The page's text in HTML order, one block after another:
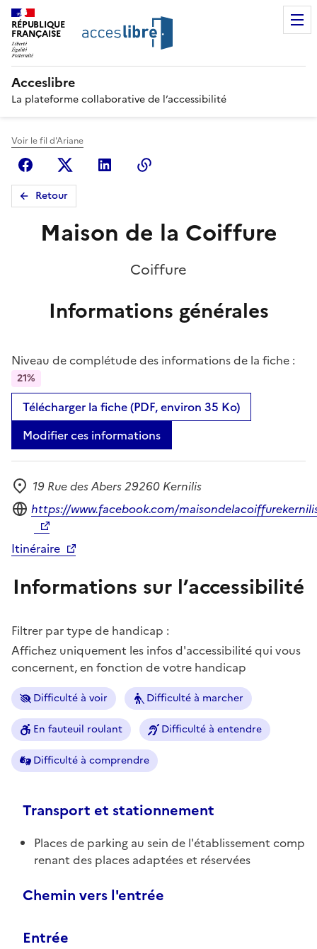
RÉPUBLIQUE
FRANÇAISE
Acceslibre
La plateforme collaborative de l’accessibilité
Voir le fil d'Ariane
FacebookX (anciennement Twitter)
Linkedin
Retour
Maison de la Coiffure
Coiffure
Informations générales
Niveau de complétude des informations de la fiche :
21%
Télécharger la fiche (PDF, environ 35 Ko)
Modifier ces informations
Adresse
19 Rue des Abers 29260 Kernilis
Site internet
https://www.facebook.com/
Itinéraire
Informations sur l’accessibilité
Filtrer par type de handicap :
Affichez uniquement les infos d'accessibilité qui vous
concernent, en fonction de votre handicap
Difficulté à voir Difficulté à marcher
En fauteuil roulant Difficulté à entendre
Difficulté à comprendre
Transport et stationnement
Places de parking au sein de l'établissement comp
renant des places adaptées et réservées
Chemin vers l'entrée
Entrée